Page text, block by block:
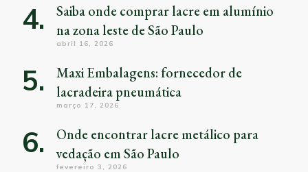
Saiba onde comprar lacre em alumínio
na zona leste de São Paulo
abril 16, 2026
Maxi Embalagens: fornecedor de
lacradeira pneumática
março 17, 2026
Onde encontrar lacre metálico para
vedação em São Paulo
fevereiro 3, 2026